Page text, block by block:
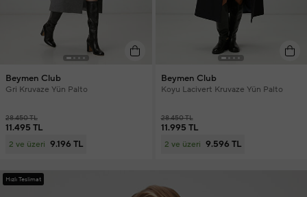
Beymen Club
Gri Kruvaze Yün Palto
28.450 TL
11.495 TL
2 ve üzeri 9.196 TL
Beymen Club
Koyu Lacivert Kruvaze Yün Palto
28.450 TL
11.995 TL
2 ve üzeri 9.596 TL
Hızlı Teslimat